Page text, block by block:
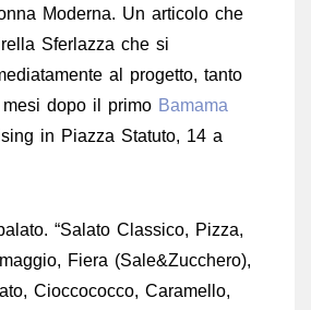
Moderna. Un articolo che
Sferlazza che si
al progetto, tanto
dopo il primo Bamama
in Piazza Statuto, 14 a
“Salato Classico, Pizza,
Fiera (Sale&Zucchero),
Cioccococco, Caramello,